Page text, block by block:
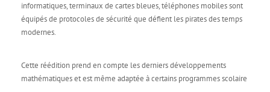
informatiques, terminaux de cartes bleues, téléphones mobiles sont
équipés de protocoles de sécurité que défient les pirates des temps
modernes.
Cette réédition prend en compte les derniers développements
mathématiques et est même adaptée à certains programmes scolaire